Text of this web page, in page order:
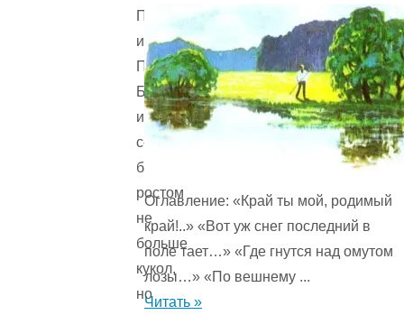
Петера
и
Петры.
Брат
и
сестра
были
ростом
не
больше
кукол,
но
Оглавление: «Край ты мой, родимый
край!..» «Вот уж снег последний в
поле тает…» «Где гнутся над омутом
лозы…» «По вешнему ...
Читать »